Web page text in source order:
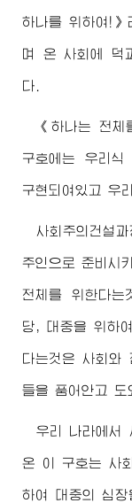
하나를 위하여!
며 온 사회에 덕
다.
《하나는 전
구호에는 우리
구현되여있고 우
사회주의건설
주인으로 준비시
전체를 위한다
당, 대중을 위하
다는것은 사회와
들을 품어안고 도
우리 나라에서
온 이 구호는 사
하여 대중의 심